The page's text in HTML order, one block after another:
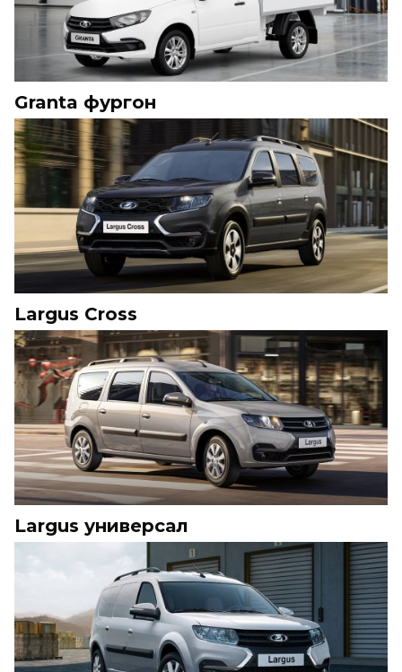
Granta фургон
Largus Cross
Largus универсал